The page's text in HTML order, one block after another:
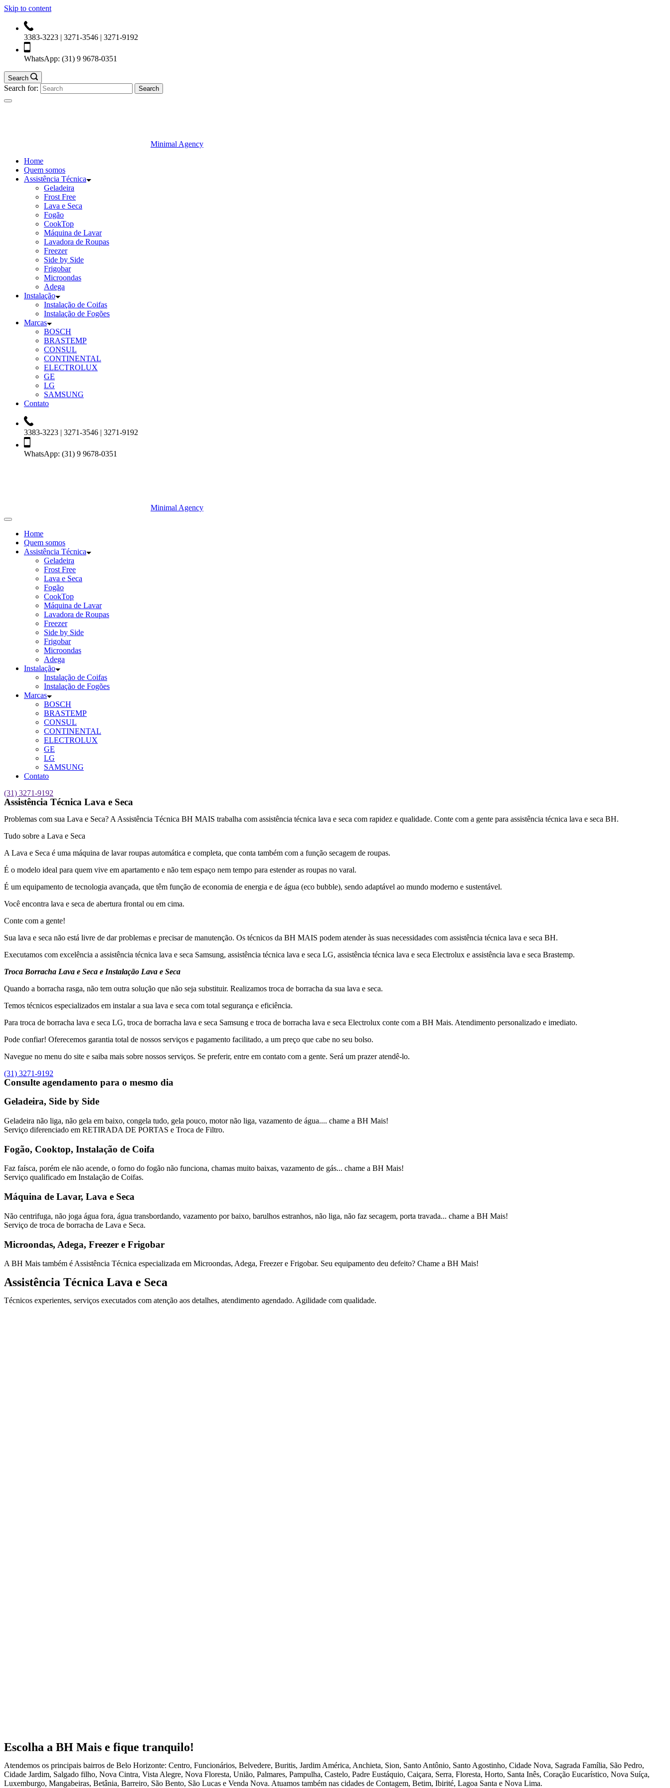
Skip to content
3383-3223 | 3271-3546 | 3271-9192
WhatsApp: (31) 9 9678-0351
Search
Search for:
Minimal Agency
Home
Quem somos
Assistência Técnica
Geladeira
Frost Free
Lava e Seca
Fogão
CookTop
Máquina de Lavar
Lavadora de Roupas
Freezer
Side by Side
Frigobar
Microondas
Adega
Instalação
Instalação de Coifas
Instalação de Fogões
Marcas
BOSCH
BRASTEMP
CONSUL
CONTINENTAL
ELECTROLUX
GE
LG
SAMSUNG
Contato
3383-3223 | 3271-3546 | 3271-9192
WhatsApp: (31) 9 9678-0351
Minimal Agency
Home
Quem somos
Assistência Técnica
Geladeira
Frost Free
Lava e Seca
Fogão
CookTop
Máquina de Lavar
Lavadora de Roupas
Freezer
Side by Side
Frigobar
Microondas
Adega
Instalação
Instalação de Coifas
Instalação de Fogões
Marcas
BOSCH
BRASTEMP
CONSUL
CONTINENTAL
ELECTROLUX
GE
LG
SAMSUNG
Contato
(31) 3271-9192
Assistência Técnica Lava e Seca
Problemas com sua Lava e Seca? A Assistência Técnica BH MAIS trabalha com assistência técnica lava e seca com rapidez e qualidade. Conte com a gente para assistência técnica lava e seca BH.
Tudo sobre a Lava e Seca
A Lava e Seca é uma máquina de lavar roupas automática e completa, que conta também com a função secagem de roupas.
É o modelo ideal para quem vive em apartamento e não tem espaço nem tempo para estender as roupas no varal.
É um equipamento de tecnologia avançada, que têm função de economia de energia e de água (eco bubble), sendo adaptável ao mundo moderno e sustentável.
Você encontra lava e seca de abertura frontal ou em cima.
Conte com a gente!
Sua lava e seca não está livre de dar problemas e precisar de manutenção. Os técnicos da BH MAIS podem atender às suas necessidades com assistência técnica lava e seca BH.
Executamos com excelência a assistência técnica lava e seca Samsung, assistência técnica lava e seca LG, assistência técnica lava e seca Electrolux e assistência lava e seca Brastemp.
Troca Borracha Lava e Seca e Instalação Lava e Seca
Quando a borracha rasga, não tem outra solução que não seja substituir. Realizamos troca de borracha da sua lava e seca.
Temos técnicos especializados em instalar a sua lava e seca com total segurança e eficiência.
Para troca de borracha lava e seca LG, troca de borracha lava e seca Samsung e troca de borracha lava e seca Electrolux conte com a BH Mais. Atendimento personalizado e imediato.
Pode confiar! Oferecemos garantia total de nossos serviços e pagamento facilitado, a um preço que cabe no seu bolso.
Navegue no menu do site e saiba mais sobre nossos serviços. Se preferir, entre em contato com a gente. Será um prazer atendê-lo.
(31) 3271-9192
Consulte agendamento para o mesmo dia
Geladeira, Side by Side
Geladeira não liga, não gela em baixo, congela tudo, gela pouco, motor não liga, vazamento de água.... chame a BH Mais!
Serviço diferenciado em RETIRADA DE PORTAS e Troca de Filtro.
Fogão, Cooktop, Instalação de Coifa
Faz faísca, porém ele não acende, o forno do fogão não funciona, chamas muito baixas, vazamento de gás... chame a BH Mais!
Serviço qualificado em Instalação de Coifas.
Máquina de Lavar, Lava e Seca
Não centrifuga, não joga água fora, água transbordando, vazamento por baixo, barulhos estranhos, não liga, não faz secagem, porta travada... chame a BH Mais!
Serviço de troca de borracha de Lava e Seca.
Microondas, Adega, Freezer e Frigobar
A BH Mais também é Assistência Técnica especializada em Microondas, Adega, Freezer e Frigobar. Seu equipamento deu defeito? Chame a BH Mais!
Assistência Técnica Lava e Seca
Técnicos experientes, serviços executados com atenção aos detalhes, atendimento agendado. Agilidade com qualidade.
Escolha a BH Mais e fique tranquilo!
Atendemos os principais bairros de Belo Horizonte: Centro, Funcionários, Belvedere, Buritis, Jardim América, Anchieta, Sion, Santo Antônio, Santo Agostinho, Cidade Nova, Sagrada Família, São Pedro,
Cidade Jardim, Salgado filho, Nova Cintra, Vista Alegre, Nova Floresta, União, Palmares, Pampulha, Castelo, Padre Eustáquio, Caiçara, Serra, Floresta, Horto, Santa Inês, Coração Eucarístico, Nova Suíça,
Luxemburgo, Mangabeiras, Betânia, Barreiro, São Bento, São Lucas e Venda Nova. Atuamos também nas cidades de Contagem, Betim, Ibirité, Lagoa Santa e Nova Lima.